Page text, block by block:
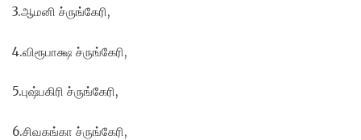
3.ஆமனி ச்ருங்கேரி,
4.விரூபாக்ஷ ச்ருங்கேரி,
5.புஷ்பகிரி ச்ருங்கேரி,
6.சிவகங்கா ச்ருங்கேரி,